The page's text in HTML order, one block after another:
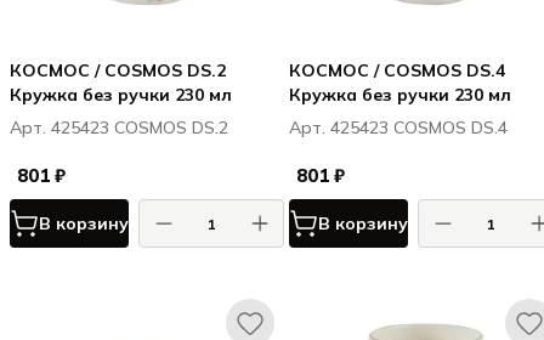
КОСМОС / COSMOS DS.2
Кружка без ручки 230 мл
Арт. 425423 COSMOS DS.2
801 ₽
В корзину
КОСМОС / COSMOS DS.4
Кружка без ручки 230 мл
Арт. 425423 COSMOS DS.4
801 ₽
В корзину